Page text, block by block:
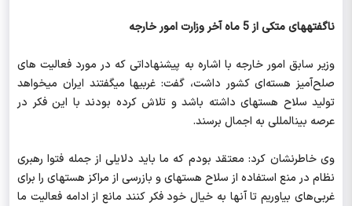
ناگفته‎های متکی از 5 ماه آخر وزارت امور خارجه
وزیر سابق امور خارجه با اشاره به پیشنهاداتی که در مورد فعالیت های
صلح‌آمیز هسته‌ای کشور داشت، گفت: غربی‎ها می‎گفتند ایران می‎خواهد
تولید سلاح هسته‎ای داشته باشد و تلاش کرده بودند با این فکر در
عرصه بین‎المللی به اجمال برسند.
وی خاطرنشان کرد: معتقد بودم که ما باید دلایلی از جمله فتوا رهبری
نظام در منع استفاده از سلاح هسته‎ای و بازرسی از مراکز هسته‎ای را برای
غربی‌های بیاوریم تا آنها به خیال خود فکر کنند مانع از ادامه فعالیت ما